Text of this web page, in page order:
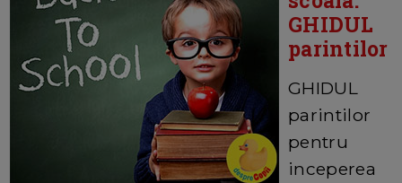
GHIDUL
parintilor
GHIDUL
parintilor
pentru
inceperea